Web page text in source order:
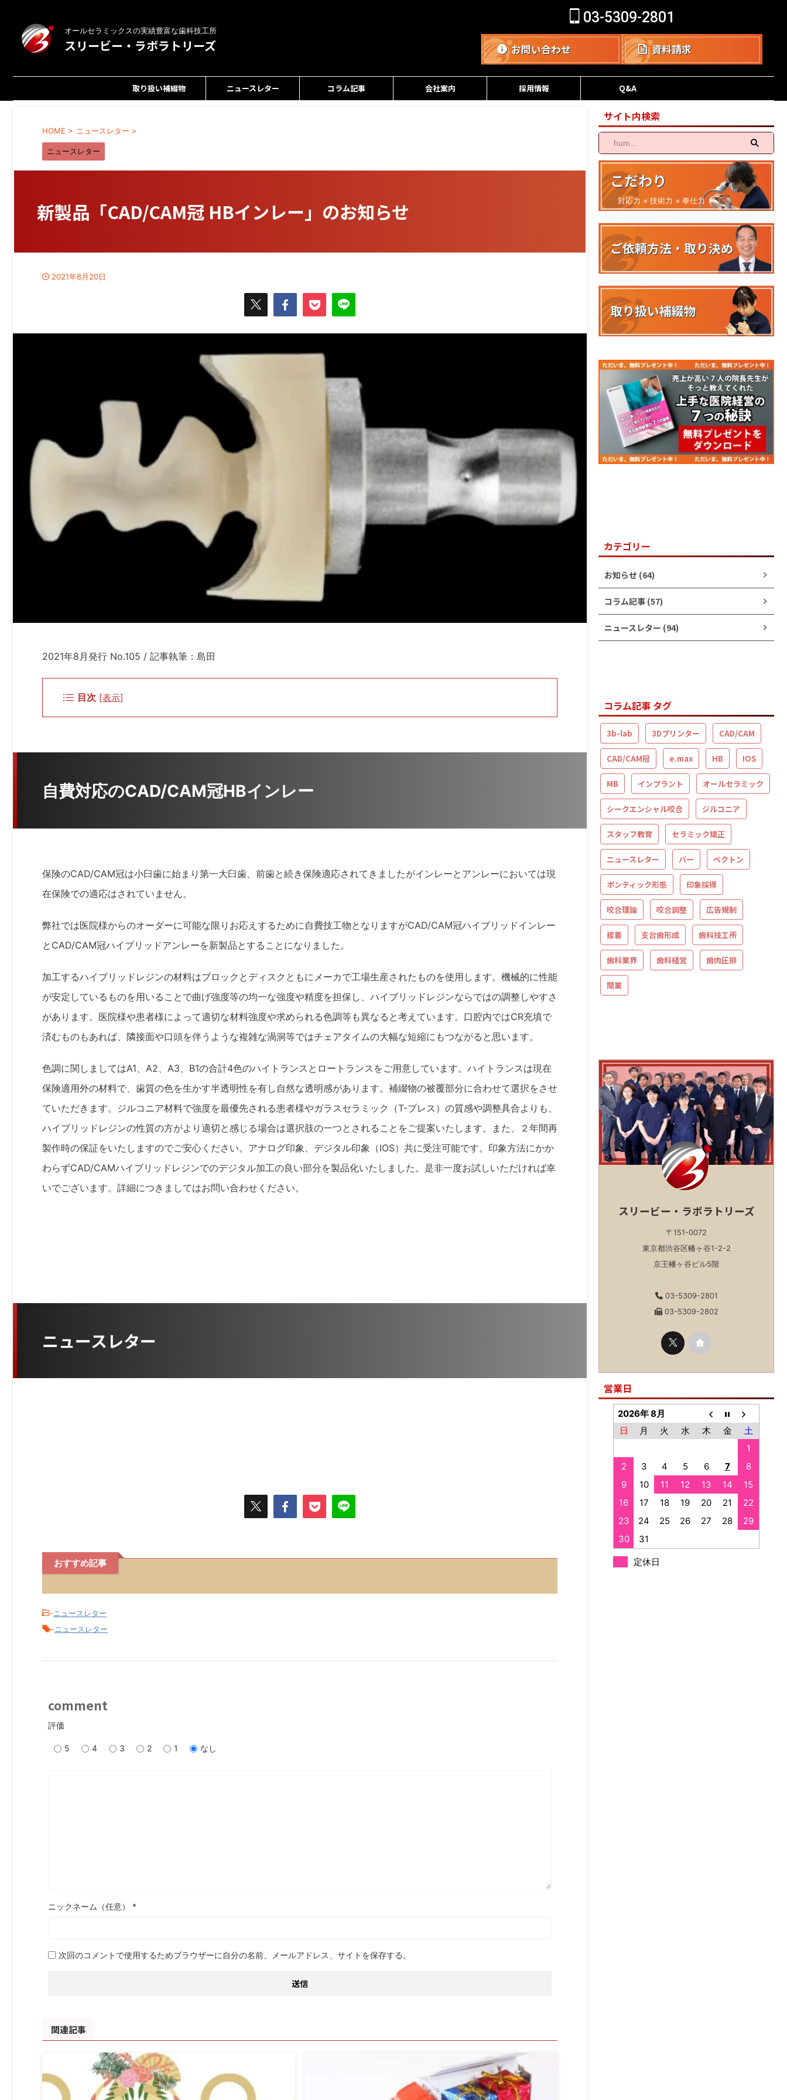
オールセラミックスの実績豊富な歯科技工所
スリービー・ラボラトリーズ
03-5309-2801
お問い合わせ 資料請求
取り扱い補綴物 ニュースレター コラム記事 会社案内 採用情報 Q&A
HOME > ニュースレター >
ニュースレター
新製品「CAD/CAM冠 HBインレー」のお知らせ
2021年8月20日
2021年8月発行 No.105 / 記事執筆：島田
目次 [表示]
自費対応のCAD/CAM冠HBインレー
保険のCAD/CAM冠は小臼歯に始まり第一大臼歯、前歯と続き保険適応されてきましたがインレーとアンレーにおいては現
在保険での適応はされていません。
弊社では医院様からのオーダーに可能な限りお応えするために自費技工物となりますがCAD/CAM冠ハイブリッドインレー
とCAD/CAM冠ハイブリッドアンレーを新製品とすることになりました。
加工するハイブリッドレジンの材料はブロックとディスクともにメーカで工場生産されたものを使用します。機械的に性能
が安定しているものを用いることで曲げ強度等の均一な強度や精度を担保し、ハイブリッドレジンならではの調整しやすさ
があります。医院様や患者様によって適切な材料強度や求められる色調等も異なると考えています。口腔内ではCR充填で
済むものもあれば、隣接面や口頭を伴うような複雑な渦洞等ではチェアタイムの大幅な短縮にもつながると思います。
色調に関しましてはA1、A2、A3、B1の合計4色のハイトランスとロートランスをご用意しています。ハイトランスは現在
保険適用外の材料で、歯質の色を生かす半透明性を有し自然な透明感があります。補綴物の被覆部分に合わせて選択をさせ
ていただきます。ジルコニア材料で強度を最優先される患者様やガラスセラミック（T-プレス）の質感や調整具合よりも、
ハイブリッドレジンの性質の方がより適切と感じる場合は選択肢の一つとされることをご提案いたします。また、２年間再
製作時の保証をいたしますのでご安心ください。アナログ印象、デジタル印象（IOS）共に受注可能です。印象方法にかか
わらずCAD/CAMハイブリッドレジンでのデジタル加工の良い部分を製品化いたしました。是非一度お試しいただければ幸
いでございます。詳細につきましてはお問い合わせください。
ニュースレター
おすすめ記事
-ニュースレター
-ニュースレター
comment
評価
5 4 3 2 1 なし
ニックネーム（任意） *
次回のコメントで使用するためブラウザーに自分の名前、メールアドレス、サイトを保存する。
関連記事
サイト内検索
こだわり
対応力 × 技術力 × 奉仕力
ご依頼方法・取り決め
取り扱い補綴物
カテゴリー
お知らせ (64)
コラム記事 (57)
ニュースレター (94)
コラム記事 タグ
3b-lab 3Dプリンター CAD/CAM
CAD/CAM冠 e.max HB IOS
MB インプラント オールセラミック
シークエンシャル咬合 ジルコニア
スタッフ教育 セラミック矯正
ニュースレター バー ペクトン
ポンティック形態 印象採得
咬合理論 咬合調整 広告規制
接着 支台歯形成 歯科技工所
歯科業界 歯科経営 歯肉圧排
開業
スリービー・ラボラトリーズ
〒151-0072
東京都渋谷区幡ヶ谷1-2-2
京王幡ヶ谷ビル5階
03-5309-2801
03-5309-2802
営業日
2026年 8月
日
月 火 水 木 金
土
1
2
3 4 5 6 7
8
9
10 11 12 13 14
15
16
17 18 19 20 21
22
23
24 25 26 27 28
29
30
31
定休日